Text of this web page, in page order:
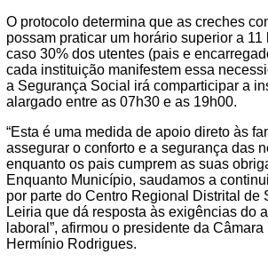
O protocolo determina que as creches
possam praticar um horário superior a
caso 30% dos utentes (pais e
cada instituição manifestem essa
a Segurança Social irá comparticipar a
alargado entre as 07h30 e as 19h00.
“Esta é uma medida de apoio direto às
assegurar o conforto e a segurança das
enquanto os pais cumprem as suas
Enquanto Município, saudamos a
por parte do Centro Regional Distrital de
Leiria que dá resposta às exigências do
laboral”, afirmou o presidente da
Hermínio Rodrigues.